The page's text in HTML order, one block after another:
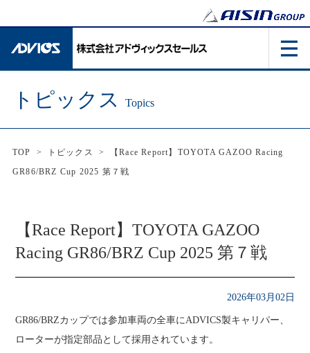
トピックス Topics
TOP > トピックス >
【Race Report】TOYOTA GAZOO Racing
GR86/BRZ Cup 2025 第７戦
【Race Report】TOYOTA GAZOO
Racing GR86/BRZ Cup 2025 第７戦
2026年03月02日
GR86/BRZカップでは参加車両の全車にADVICS製キャリパー、
ローターが指定部品として採用されています。